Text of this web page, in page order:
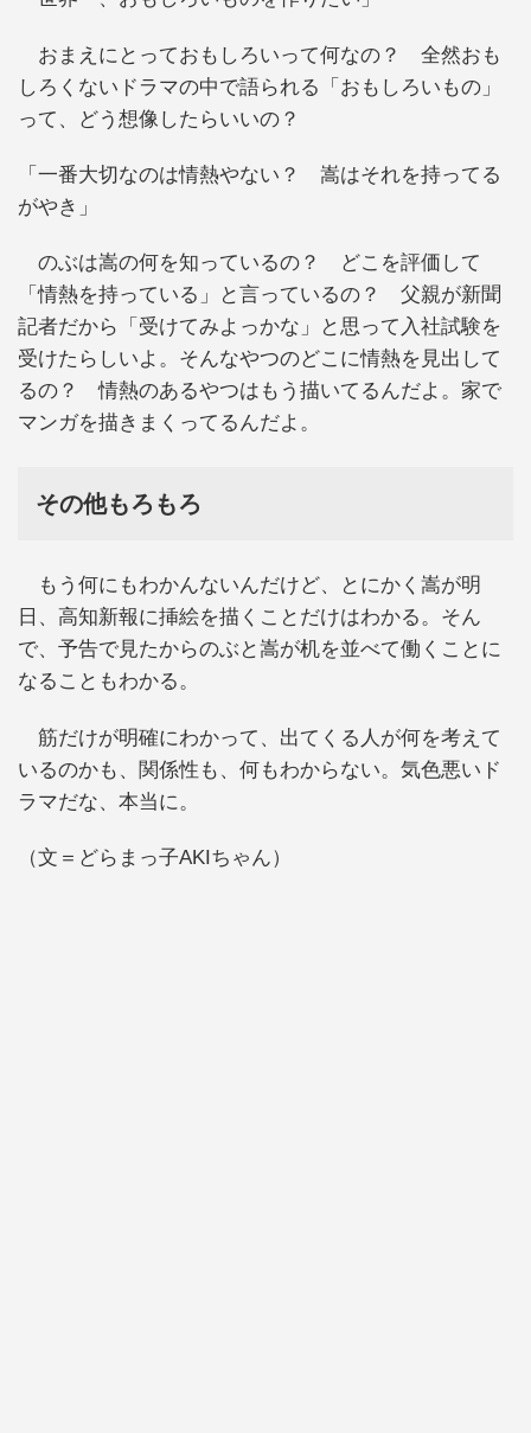
おまえにとっておもしろいって何なの？ 全然おも
しろくないドラマの中で語られる「おもしろいもの」
って、どう想像したらいいの？
「一番大切なのは情熱やない？ 嵩はそれを持ってる
がやき」
のぶは嵩の何を知っているの？ どこを評価して
「情熱を持っている」と言っているの？ 父親が新聞
記者だから「受けてみよっかな」と思って入社試験を
受けたらしいよ。そんなやつのどこに情熱を見出して
るの？ 情熱のあるやつはもう描いてるんだよ。家で
マンガを描きまくってるんだよ。
その他もろもろ
もう何にもわかんないんだけど、とにかく嵩が明
日、高知新報に挿絵を描くことだけはわかる。そん
で、予告で見たからのぶと嵩が机を並べて働くことに
なることもわかる。
筋だけが明確にわかって、出てくる人が何を考えて
いるのかも、関係性も、何もわからない。気色悪いド
ラマだな、本当に。
（文＝どらまっ子AKIちゃん）